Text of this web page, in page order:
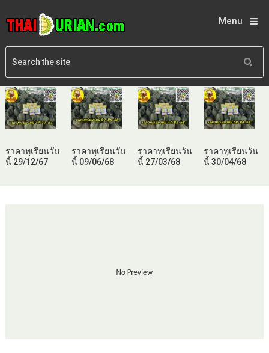
Menu
ราคาทุเรียนวัน
นี้ 29/12/67
ราคาทุเรียนวัน
นี้ 09/06/68
ราคาทุเรียนวัน
นี้ 27/03/68
ราคาทุเรียนวัน
นี้ 30/04/68